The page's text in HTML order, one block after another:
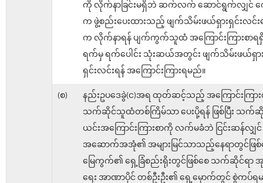
ကို လိုက်နာခြင်းမရှိဘဲ ဆက်လက် ဆောင်ရွက်လျှင်
က ဖွဲ့စည်းပေးထားသည့် ဖျက်သိမ်းဖယ်ရှားရှင်းလင်း
က လိုက်နာရန် ပျက်ကွက်သူထံ အကြောင်းကြားစာ
ရက်မှ ရက်ပေါင်း သုံးဆယ်အတွင်း ဖျက်သိမ်းဖယ်ရှာ
ရှင်းလင်းရန် အကြောင်းကြားရမည်။
(စ)
နည်းဥပဒေခွဲ(င)အရ ထုတ်ဆင့်သည့် အကြောင်းကြာ
သက်ဆိုင်သူထံတစ်ကြိမ်သာ ပေးပို့ရန် ဖြစ်ပြီး သ
ယင်းအကြောင်းကြားစာကို လက်မခံဘဲ ငြင်းဆန်လျှင်
အဆောက်အအုံ၏ အများမြင်သာသည့်နေရာတွင်ဖြစ်
မြေကွက်၏ ရှေ့ခြံစည်းရိုးတွင်ဖြစ်စေ သက်ဆိုင်ရာ အု
ရေး အာဏာပိုင် တစ်ဦးဦး၏ ရှေ့မှောက်တွင် စွဲကပ်ရ